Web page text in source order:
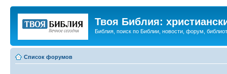
Твоя Библия:
Библия, поиск по Библии, новости, форум,
Список форумов